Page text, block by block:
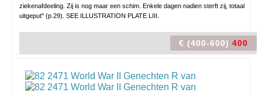
ziekenafdeeling. Zij is nog maar een schim. Enkele dagen nadien sterft zij, totaal
uitgeput" (p.29). SEE ILLUSTRATION PLATE LIII.
€ (400-600) 400